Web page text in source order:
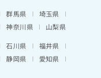
群馬県
埼玉県
神奈川県
山梨県
石川県
福井県
静岡県
愛知県